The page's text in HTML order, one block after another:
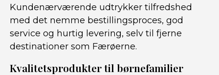
Kundenærværende udtrykker tilfredshed
med det nemme bestillingsproces, god
service og hurtig levering, selv til fjerne
destinationer som Færøerne.
Kvalitetsprodukter til børnefamilier